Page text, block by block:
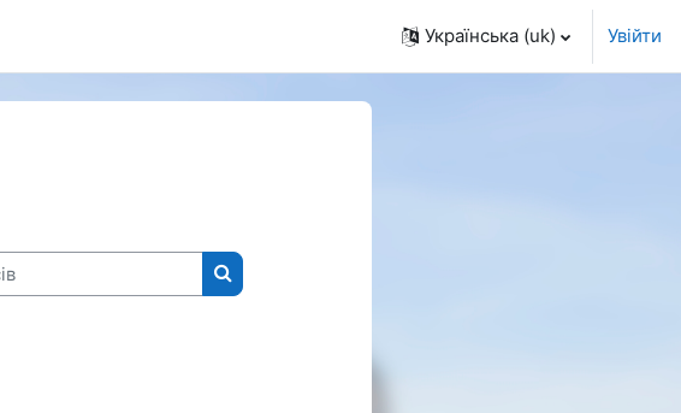
Українська ‎(uk)‎ Увійти
Пошук курсів